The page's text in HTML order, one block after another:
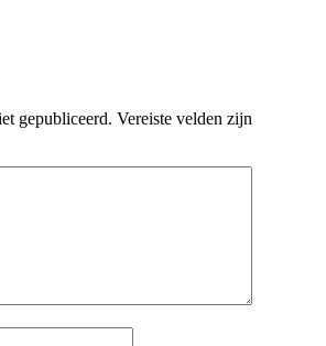
gepubliceerd. Vereiste velden zijn